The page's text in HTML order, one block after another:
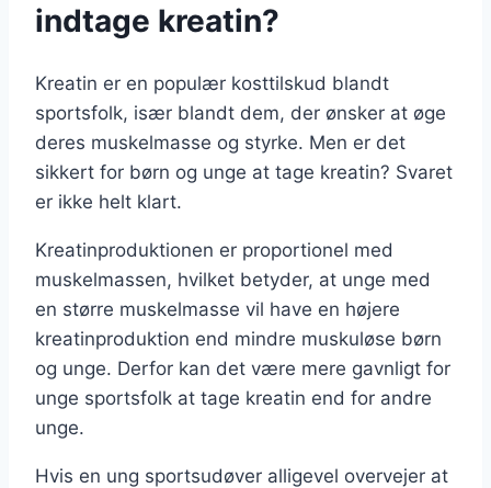
indtage kreatin?
Kreatin er en populær kosttilskud blandt
sportsfolk, især blandt dem, der ønsker at øge
deres muskelmasse og styrke. Men er det
sikkert for børn og unge at tage kreatin? Svaret
er ikke helt klart.
Kreatinproduktionen er proportionel med
muskelmassen, hvilket betyder, at unge med
en større muskelmasse vil have en højere
kreatinproduktion end mindre muskuløse børn
og unge. Derfor kan det være mere gavnligt for
unge sportsfolk at tage kreatin end for andre
unge.
Hvis en ung sportsudøver alligevel overvejer at